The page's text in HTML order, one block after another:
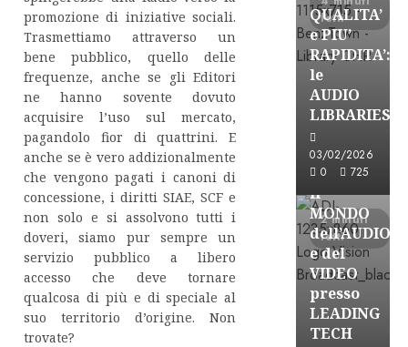
promozione di iniziative sociali.
Trasmettiamo attraverso un
bene pubblico, quello delle
frequenze, anche se gli Editori
ne hanno sovente dovuto
acquisire l’uso sul mercato,
pagandolo fior di quattrini. E
anche se è vero addizionalmente
che vengono pagati i canoni di
concessione, i diritti SIAE, SCF e
non solo e si assolvono tutti i
doveri, siamo pur sempre un
servizio pubblico a libero
accesso che deve tornare
qualcosa di più e di speciale al
suo territorio d’origine. Non
trovate?
letti
QUALITA’
e PIU’
RAPIDITA’:
le
AUDIO
LIBRARIES
03/02/2026
0
725
2 minuti
letti
Partnership
VISION
BROADCAST,
ESPLORARE
il
MONDO
dell’AUDIO
e del
VIDEO
presso
LEADING
TECH